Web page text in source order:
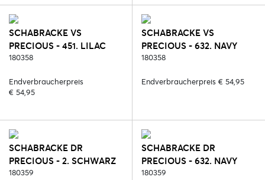
SCHABRACKE VS
PRECIOUS - 451. LILAC
CORAL
180358
Endverbraucherpreis
€ 54,95
SCHABRACKE VS
PRECIOUS - 632. NAVY
BLUE
180358
Endverbraucherpreis € 54,95
SCHABRACKE DR
PRECIOUS - 2. SCHWARZ
180359
SCHABRACKE DR
PRECIOUS - 632. NAVY
BLUE
180359